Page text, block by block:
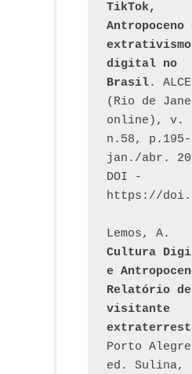
TikTok,
Antropoceno
extrativismo
digital no
Brasil.
(Rio de
online), v.
n.58, p.195-
jan./abr.
DOI -
https://
Cultura
e
Relatório de
visitante
Porto
ed. Sulina,